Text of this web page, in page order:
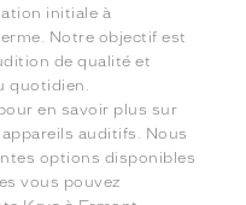
initiale à
Notre objectif est
de qualité et
quotidien.
en savoir plus sur
appareils auditifs. Nous
options disponibles
vous pouvez